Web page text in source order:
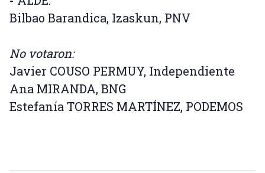
Bilbao Barandica, Izaskun, PNV
No votaron:
Javier COUSO PERMUY, Independiente
Ana MIRANDA, BNG
Estefanía TORRES MARTÍNEZ, PODEMOS